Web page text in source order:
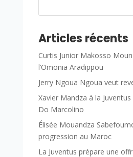
Articles récents
Curtis Junior Makosso
l’Omonia Aradippou
Jerry Ngoua Ngoua veut
Xavier Mandza à la Juventus
Do Marcolino
Élisée Mouandza
progression au Maroc
La Juventus prépare une